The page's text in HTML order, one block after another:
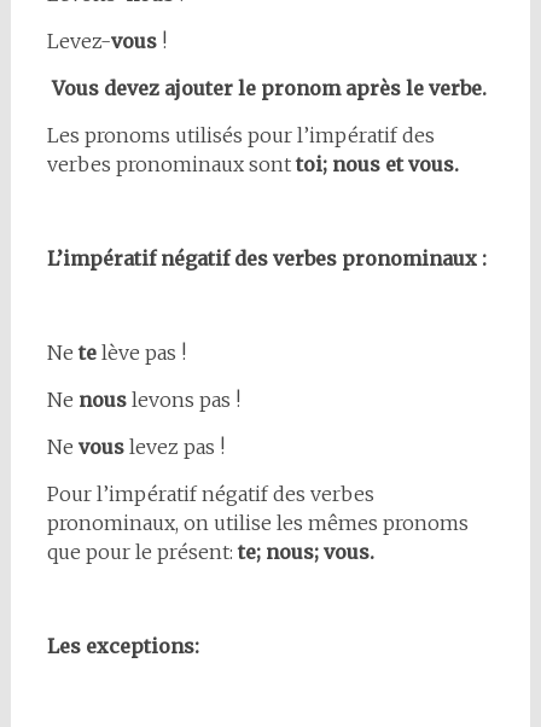
Levez-vous!
Vous devez ajouter le pronom après le verbe.
Les pronoms utilisés pour l’impératif des
verbes pronominaux sonttoi; nous et vous.
L’impératif négatif des verbes pronominaux :
Netelève pas !
Ne nouslevons pas !
Ne vouslevez pas !
Pour l’impératif négatif des verbes
pronominaux, on utilise les mêmes pronoms
que pour le présent:te; nous; vous.
Les exceptions: